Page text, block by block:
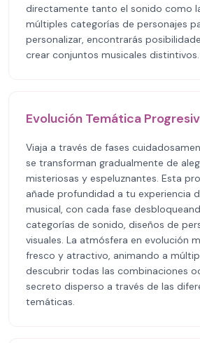
directamente tanto el sonido como
múltiples categorías de personajes
personalizar, encontrarás
crear conjuntos musicales distintivos.
Evolución Temática
Viaja a través de fases
se transforman gradualmente de
misteriosas y espeluznantes. Esta
añade profundidad a tu experiencia
musical, con cada fase
categorías de sonido, diseños de
visuales. La atmósfera en evolución
fresco y atractivo, animando a
descubrir todas las combinaciones
secreto disperso a través de las
temáticas.